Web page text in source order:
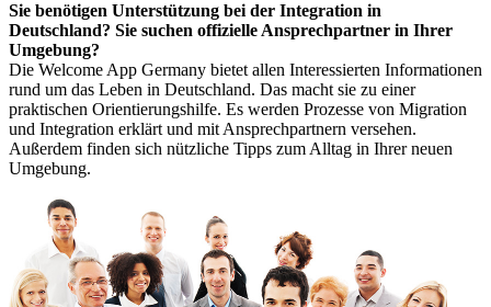
Sie benötigen Unterstützung bei der Integration in
Deutschland? Sie suchen offizielle Ansprechpartner in Ihrer
Umgebung?
Die Welcome App Germany bietet allen Interessierten Informationen
rund um das Leben in Deutschland. Das macht sie zu einer
praktischen Orientierungshilfe. Es werden Prozesse von Migration
und Integration erklärt und mit Ansprechpartnern versehen.
Außerdem finden sich nützliche Tipps zum Alltag in Ihrer neuen
Umgebung.